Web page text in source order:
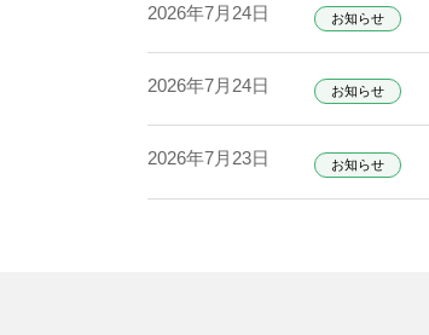
2026年7月24日 お知らせ
2026年7月24日 お知らせ
2026年7月23日 お知らせ